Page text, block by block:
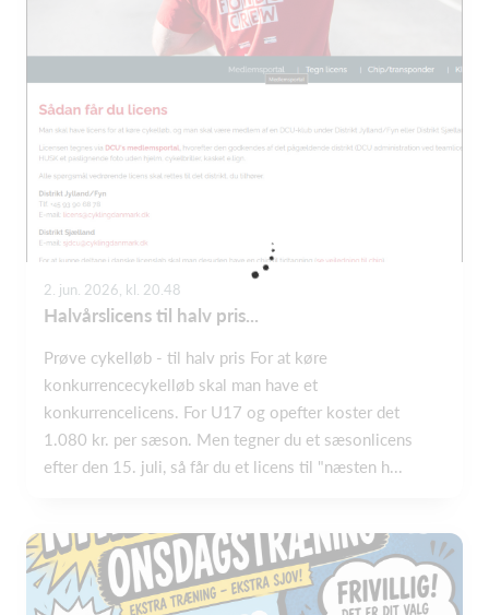
2. jun. 2026, kl. 20.48
Halvårslicens til halv pris...
Prøve cykelløb - til halv pris For at køre
konkurrencecykelløb skal man have et
konkurrencelicens. For U17 og opefter koster det
1.080 kr. per sæson. Men tegner du et sæsonlicens
efter den 15. juli, så får du et licens til "næsten h...